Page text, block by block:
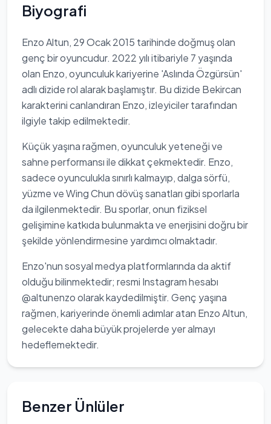
Biyografi
Enzo Altun, 29 Ocak 2015 tarihinde doğmuş olan
genç bir oyuncudur. 2022 yılı itibariyle 7 yaşında
olan Enzo, oyunculuk kariyerine 'Aslında Özgürsün'
adlı dizide rol alarak başlamıştır. Bu dizide Bekircan
karakterini canlandıran Enzo, izleyiciler tarafından
ilgiyle takip edilmektedir.
Küçük yaşına rağmen, oyunculuk yeteneği ve
sahne performansı ile dikkat çekmektedir. Enzo,
sadece oyunculukla sınırlı kalmayıp, dalga sörfü,
yüzme ve Wing Chun dövüş sanatları gibi sporlarla
da ilgilenmektedir. Bu sporlar, onun fiziksel
gelişimine katkıda bulunmakta ve enerjisini doğru bir
şekilde yönlendirmesine yardımcı olmaktadır.
Enzo'nun sosyal medya platformlarında da aktif
olduğu bilinmektedir; resmi Instagram hesabı
@altunenzo olarak kaydedilmiştir. Genç yaşına
rağmen, kariyerinde önemli adımlar atan Enzo Altun,
gelecekte daha büyük projelerde yer almayı
hedeflemektedir.
Benzer Ünlüler